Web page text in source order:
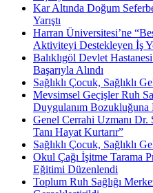
Kar Altında Doğum
Yarıştı
Harran Üniversitesi’ne
Aktiviteyi Destekleyen İş
Balıklıgöl Devlet
Başarıyla Alındı
Sağlıklı Çocuk, Sağlıklı
Mevsimsel Geçişler Ruh
Duygulanım Bozukluğuna
Genel Cerrahi Uzmanı Dr.
Tanı Hayat Kurtarır”
Sağlıklı Çocuk, Sağlıklı
Okul Çağı İşitme Tarama
Eğitimi Düzenlendi
Toplum Ruh Sağlığı